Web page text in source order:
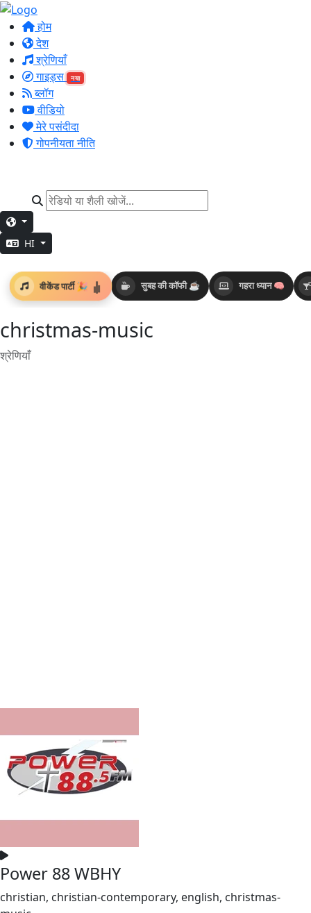
होम
देश
श्रेणियाँ
गाइड्स
नया
ब्लॉग
वीडियो
मेरे पसंदीदा
गोपनीयता नीति
HI
सुबह की कॉफी ☕ गहरा ध्यान 🧠
वीकेंड पार्टी 🎉
christmas-music
श्रेणियाँ
Power 88 WBHY
christian, christian-contemporary, english, christmas-